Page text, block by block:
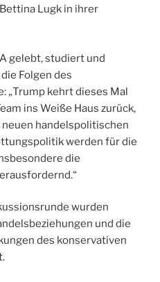
Lugk in ihrer
gelebt, studiert und
Folgen des
„Trump kehrt dieses Mal
ins Weiße Haus zurück,
handelspolitischen
werden für die
die
wurden
und die
des konservativen